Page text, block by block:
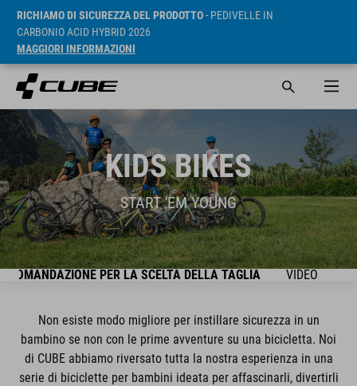
RICHIAMO DI SICUREZZA DEL PRODOTTO- PEDIVELLE IN
CARBONIO ACID HYBRID 2026
MAGGIORI INFORMAZIONI
KIDS BIKES
START 'EM YOUNG
PER LA SCELTA DELLA TAGLIA VIDEO
Non esiste modo migliore per instillare sicurezza in un
bambino se non con le prime avventure su una bicicletta. Noi
di CUBE abbiamo riversato tutta la nostra esperienza in una
serie di biciclette per bambini ideata per affascinarli, divertirli